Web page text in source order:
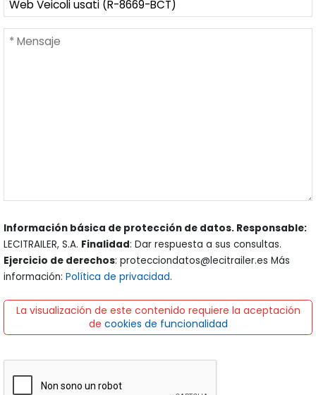
Información básica de protección de datos. Responsable:
LECITRAILER, S.A. Finalidad: Dar respuesta a sus consultas.
Ejercicio de derechos: protecciondatos@lecitrailer.es Más
información: Política de privacidad.
La visualización de este contenido requiere la aceptación
de cookies de funcionalidad